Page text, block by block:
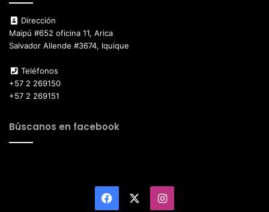
Dirección
Maipú #652 oficina 11, Arica
Salvador Allende #3674, Iquique
Teléfonos
+57 2 269150
+57 2 269151
Búscanos en facebook
Facebook Instagram